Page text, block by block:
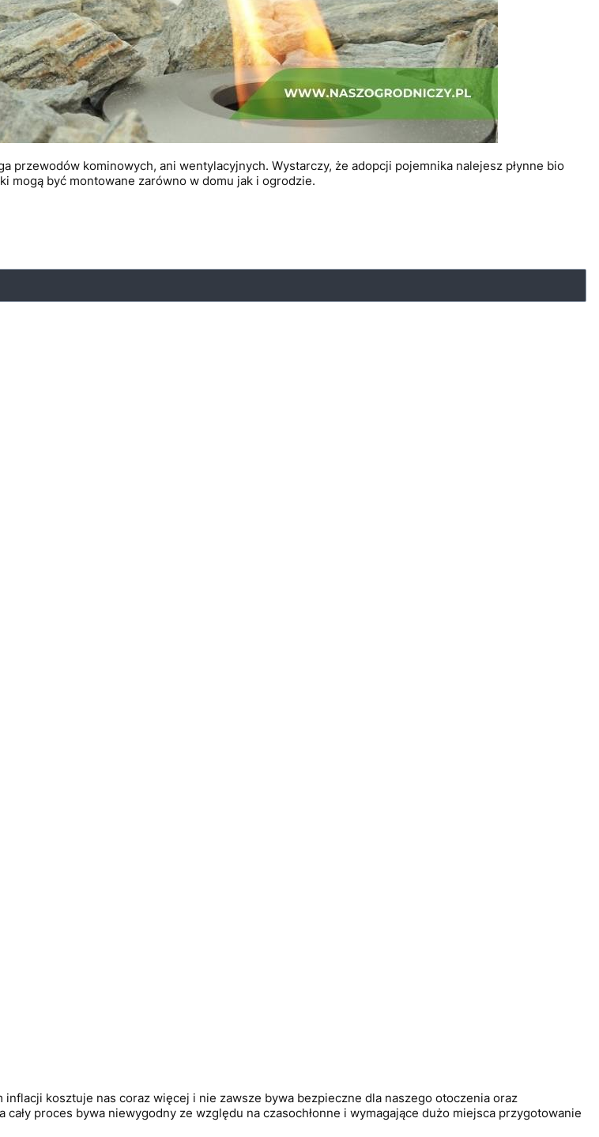
przewodów kominowych, ani wentylacyjnych. Wystarczy, że adopcji pojemnika nalejesz płynne bio
mogą być montowane zarówno w domu jak i ogrodzie.
kosztuje nas coraz więcej i nie zawsze bywa bezpieczne dla naszego otoczenia oraz
proces bywa niewygodny ze względu na czasochłonne i wymagające dużo miejsca przygotowanie